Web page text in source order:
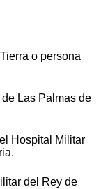
o persona
Las Palmas de
Hospital Militar
del Rey de